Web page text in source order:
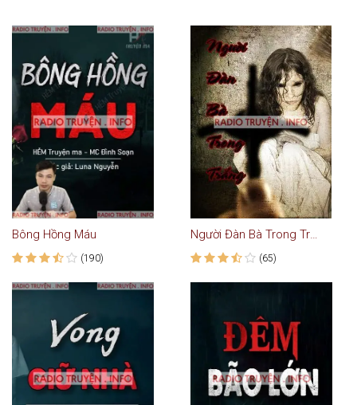
Bông Hồng Máu
(190)
Người Đàn Bà Trong Trắng
(65)